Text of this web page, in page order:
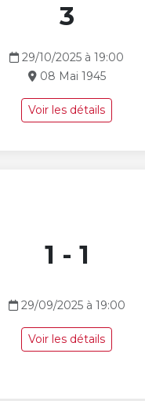
3
29/10/2025 à 19:00
08 Mai 1945
Voir les détails
1 - 1
29/09/2025 à 19:00
Voir les détails